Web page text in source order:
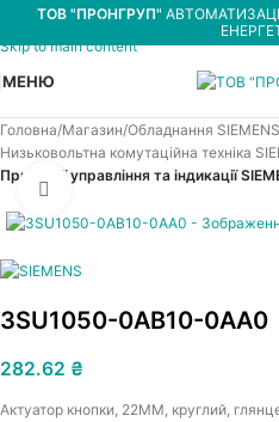
Skip to navigation
Skip to main content
ТОВ "ПРОНГРУП"
МЕНЮ
Головна Магазин Обладнання SIEMENS
Низьковольтна комутаційна техніка
Пристрої управління та індикації
Увеличить
3SU1050-0AB10-0AA0
282.62 ₴
Актуатор кнопки, 22MM, круглий,